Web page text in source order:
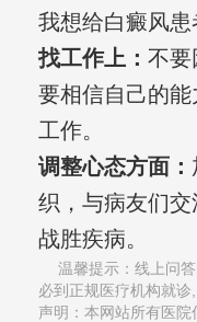
我想给白癜风患
找工作上： 不要
要相信自己的
工作。
调整心态方面：
织，与病友们
战胜疾病。
温馨提示：线上问
必到正规医疗机构就诊,
声明：本网站所有医